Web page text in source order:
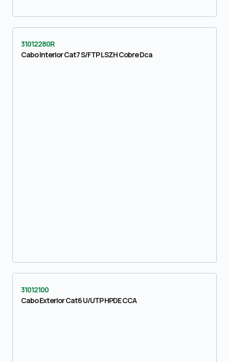
31012280R
Cabo Interior Cat7 S/FTP LSZH Cobre Dca
31012100
Cabo Exterior Cat6 U/UTP HPDE CCA